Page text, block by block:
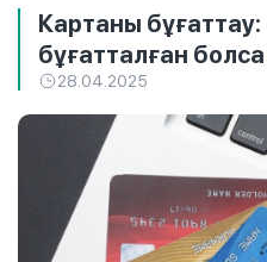
Картаны
бұғатталған
28.04.2025